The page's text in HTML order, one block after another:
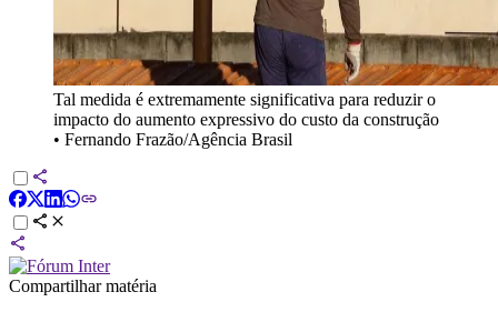
Tal medida é extremamente significativa para reduzir o
impacto do aumento expressivo do custo da construção
• Fernando Frazão/Agência Brasil
Compartilhar matéria